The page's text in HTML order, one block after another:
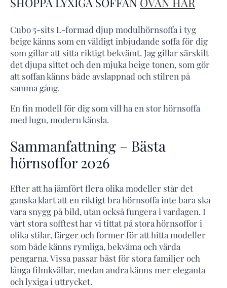
Cubo 5-sits L-formad djup modulhörnsoffa i tyg
beige känns som en väldigt inbjudande soffa för dig
som gillar att sitta riktigt bekvämt. Jag gillar särskilt
det djupa sittet och den mjuka beige tonen, som gör
att soffan känns både avslappnad och stilren på
samma gång.
En fin modell för dig som vill ha en stor hörnsoffa
med lugn, modern känsla.
Sammanfattning – Bästa
hörnsoffor 2026
Efter att ha jämfört flera olika modeller står det
ganska klart att en riktigt bra hörnsoffa inte bara ska
vara snygg på bild, utan också fungera i vardagen. I
vårt stora sofftest har vi tittat på stora hörnsoffor i
olika stilar, färger och former för att hitta modeller
som både känns rymliga, bekväma och värda
pengarna. Vissa passar bäst för stora familjer och
långa filmkvällar, medan andra känns mer eleganta
och lyxiga i uttrycket.